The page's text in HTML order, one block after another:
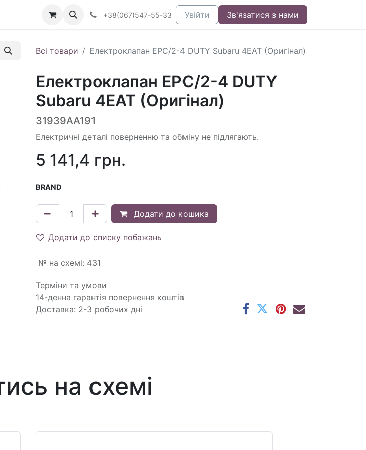
+38(067)547-55-33 Увійти Зв'язатися з нами
Всі товари Електроклапан EPC/2-4 DUTY Subaru 4EAT (Оригінал)
Електроклапан EPC/2-4 DUTY
Subaru 4EAT (Оригінал)
31939AA191
Електричні деталі поверненню та обміну не підлягають.
5 141,4 грн.
BRAND
Додати до кошика
Додати до списку побажань
№ на схемі: 431
Терміни та умови
14-денна гарантія повернення коштів
Доставка: 2-3 робочих дні
на схемі